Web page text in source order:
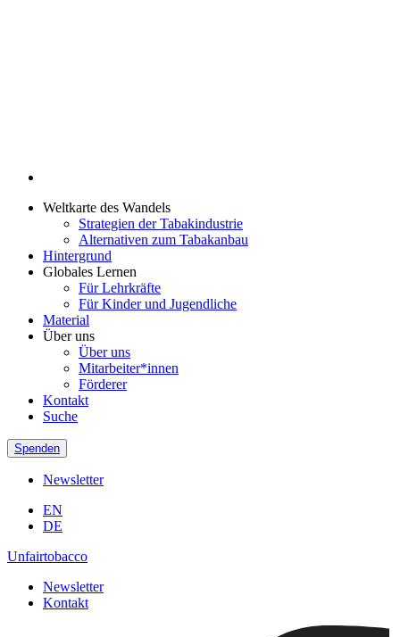
Weltkarte des Wandels
Strategien der Tabakindustrie
Alternativen zum Tabakanbau
Hintergrund
Globales Lernen
Für Lehrkräfte
Für Kinder und Jugendliche
Material
Über uns
Über uns
Mitarbeiter*innen
Förderer
Kontakt
Suche
Spenden
Newsletter
EN
DE
Unfairtobacco
Newsletter
Kontakt